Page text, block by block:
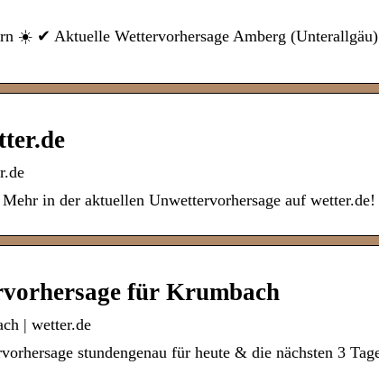
☀️ ✔ Aktuelle Wettervorhersage Amberg
in der aktuellen Unwettervorhersage auf wetter.de!
für Krumbach
| wetter.de
stundengenau für heute & die nächsten 3